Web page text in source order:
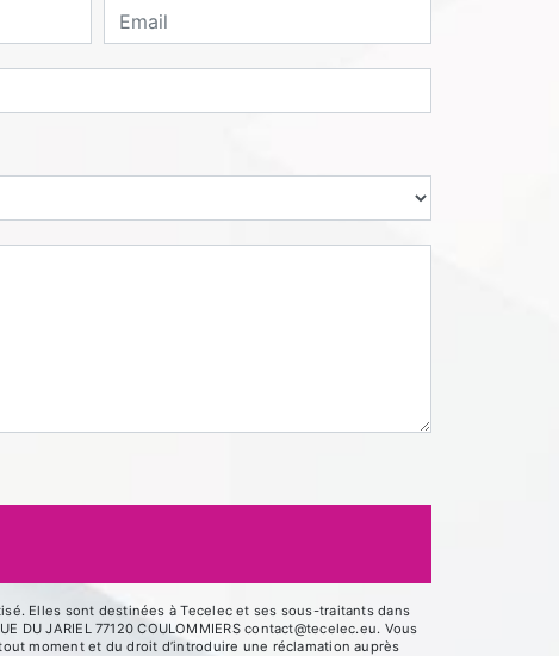
Elles sont destinées à Tecelec et ses sous-traitants dans
JARIEL 77120 COULOMMIERS contact@tecelec.eu. Vous
moment et du droit d’introduire une réclamation auprès